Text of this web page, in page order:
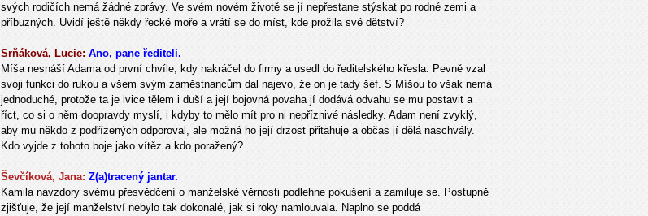
svých rodičích nemá žádné zprávy. Ve svém novém životě se jí nepřestane stýskat po rodné zemi a
příbuzných. Uvidí ještě někdy řecké moře a vrátí se do míst, kde prožila své dětství?
Srňáková, Lucie: Ano, pane řediteli.
Míša nesnáší Adama od první chvíle, kdy nakráčel do firmy a usedl do ředitelského křesla. Pevně vzal
svoji funkci do rukou a všem svým zaměstnancům dal najevo, že on je tady šéf. S Míšou to však nemá
jednoduché, protože ta je lvice tělem i duší a její bojovná povaha jí dodává odvahu se mu postavit a
říct, co si o něm doopravdy myslí, i kdyby to mělo mít pro ni nepříznivé následky. Adam není zvyklý,
aby mu někdo z podřízených odporoval, ale možná ho její drzost přitahuje a občas jí dělá naschvály.
Kdo vyjde z tohoto boje jako vítěz a kdo poražený?
Ševčíková, Jana: Z(a)tracený jantar.
Kamila navzdory svému přesvědčení o manželské věrnosti podlehne pokušení a zamiluje se. Postupně
zjišťuje, že její manželství nebylo tak dokonalé, jak si roky namlouvala. Naplno se poddá